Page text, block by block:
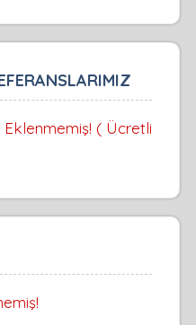
( Ücretli